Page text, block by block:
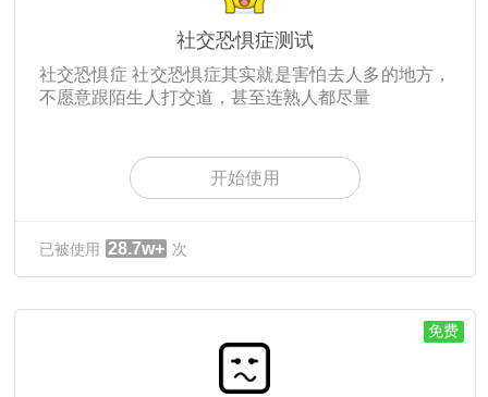
社交恐惧症测试
社交恐惧症 社交恐惧症其实就是害怕去人多的地方，
不愿意跟陌生人打交道，甚至连熟人都尽量
开始使用
已被使用 28.7w+ 次
免费